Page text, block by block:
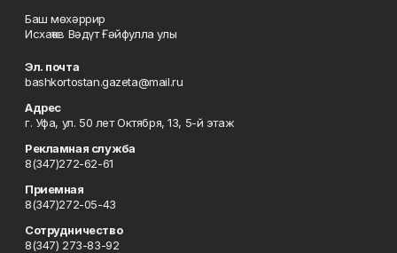
Баш мөхәррир
Исхаҡов Вәдүт Ғәйфулла улы
Эл. почта
bashkortostan.gazeta@mail.ru
Адрес
г. Уфа, ул. 50 лет Октября, 13, 5-й этаж
Рекламная служба
8(347)272-62-61
Приемная
8(347)272-05-43
Сотрудничество
8(347) 273-83-92